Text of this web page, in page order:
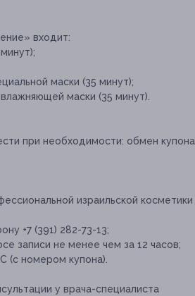
входит:
маски (35 минут);
маски (35 минут).
при необходимости: обмен купона
израильской косметики
+7 (391) 282-73-13;
записи не менее чем за 12 часов;
(с номером купона).
у врача-специалиста